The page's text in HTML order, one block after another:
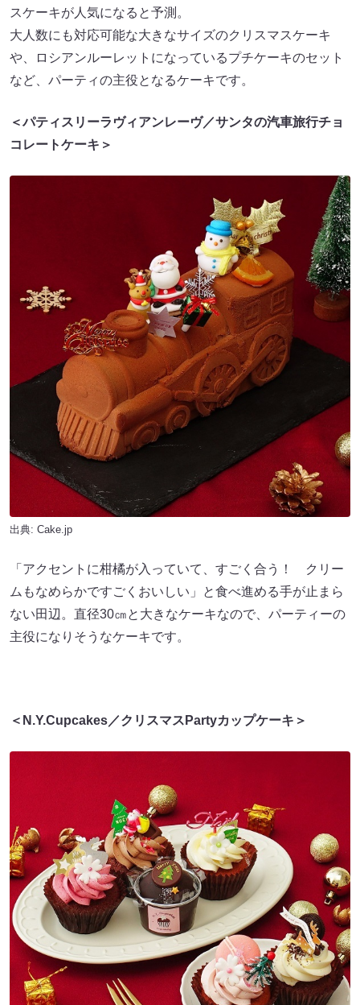
スケーキが人気になると予測。
大人数にも対応可能な大きなサイズのクリスマスケーキ
や、ロシアンルーレットになっているプチケーキのセット
など、パーティの主役となるケーキです。
＜パティスリーラヴィアンレーヴ／サンタの汽車旅行チョ
コレートケーキ＞
出典: Cake.jp
「アクセントに柑橘が入っていて、すごく合う！ クリー
ムもなめらかですごくおいしい」と食べ進める手が止まら
ない田辺。直径30㎝と大きなケーキなので、パーティーの
主役になりそうなケーキです。
＜N.Y.Cupcakes／クリスマスPartyカップケーキ＞